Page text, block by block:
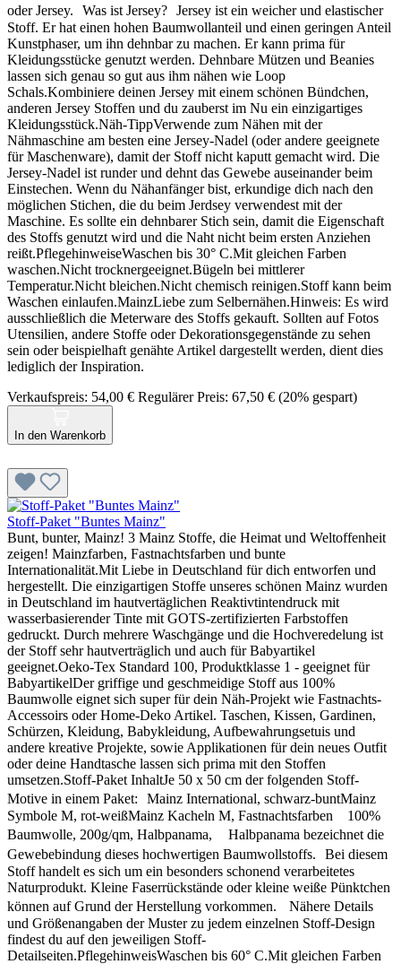
oder Jersey. Was ist Jersey? Jersey ist ein weicher und elastischer
Stoff. Er hat einen hohen Baumwollanteil und einen geringen Anteil
Kunstphaser, um ihn dehnbar zu machen. Er kann prima für
Kleidungsstücke genutzt werden. Dehnbare Mützen und Beanies
lassen sich genau so gut aus ihm nähen wie Loop
Schals.Kombiniere deinen Jersey mit einem schönen Bündchen,
anderen Jersey Stoffen und du zauberst im Nu ein einzigartiges
Kleidungsstück.Näh-TippVerwende zum Nähen mit der
Nähmaschine am besten eine Jersey-Nadel (oder andere geeignete
für Maschenware), damit der Stoff nicht kaputt gemacht wird. Die
Jersey-Nadel ist runder und dehnt das Gewebe auseinander beim
Einstechen. Wenn du Nähanfänger bist, erkundige dich nach den
möglichen Stichen, die du beim Jerdsey verwendest mit der
Maschine. Es sollte ein dehnbarer Stich sein, damit die Eigenschaft
des Stoffs genutzt wird und die Naht nicht beim ersten Anziehen
reißt.PflegehinweiseWaschen bis 30° C.Mit gleichen Farben
waschen.Nicht trocknergeeignet.Bügeln bei mittlerer
Temperatur.Nicht bleichen.Nicht chemisch reinigen.Stoff kann beim
Waschen einlaufen.MainzLiebe zum Selbernähen.Hinweis: Es wird
ausschließlich die Meterware des Stoffs gekauft. Sollten auf Fotos
Utensilien, andere Stoffe oder Dekorationsgegenstände zu sehen
sein oder beispielhaft genähte Artikel dargestellt werden, dient dies
lediglich der Inspiration.
Verkaufspreis: 54,00 € Regulärer Preis: 67,50 € (20% gespart)
In den Warenkorb
Stoff-Paket "Buntes Mainz"
Bunt, bunter, Mainz! 3 Mainz Stoffe, die Heimat und Weltoffenheit
zeigen! Mainzfarben, Fastnachtsfarben und bunte
Internationalität.Mit Liebe in Deutschland für dich entworfen und
hergestellt. Die einzigartigen Stoffe unseres schönen Mainz wurden
in Deutschland im hautvertäglichen Reaktivtintendruck mit
wasserbasierender Tinte mit GOTS-zertifizierten Farbstoffen
gedruckt. Durch mehrere Waschgänge und die Hochveredelung ist
der Stoff sehr hautverträglich und auch für Babyartikel
geeignet.Oeko-Tex Standard 100, Produktklasse 1 - geeignet für
BabyartikelDer griffige und geschmeidige Stoff aus 100%
Baumwolle eignet sich super für dein Näh-Projekt wie Fastnachts-
Accessoirs oder Home-Deko Artikel. Taschen, Kissen, Gardinen,
Schürzen, Kleidung, Babykleidung, Aufbewahrungsetuis und
andere kreative Projekte, sowie Applikationen für dein neues Outfit
oder deine Handtasche lassen sich prima mit den Stoffen
umsetzen.Stoff-Paket InhaltJe 50 x 50 cm der folgenden Stoff-
Motive in einem Paket: Mainz International, schwarz-buntMainz
Symbole M, rot-weißMainz Kacheln M, Fastnachtsfarben 100%
Baumwolle, 200g/qm, Halbpanama, Halbpanama bezeichnet die
Gewebebindung dieses hochwertigen Baumwollstoffs. Bei diesem
Stoff handelt es sich um ein besonders schonend verarbeitetes
Naturprodukt. Kleine Faserrückstände oder kleine weiße Pünktchen
können auf Grund der Herstellung vorkommen. Nähere Details
und Größenangaben der Muster zu jedem einzelnen Stoff-Design
findest du auf den jeweiligen Stoff-
Detailseiten.PflegehinweisWaschen bis 60° C.Mit gleichen Farben